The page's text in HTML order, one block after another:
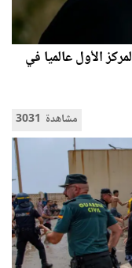
الأول عالميا في
3031 مشاهدة